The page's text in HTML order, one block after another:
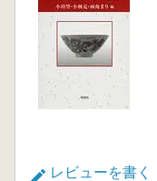
レビューを書く